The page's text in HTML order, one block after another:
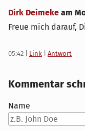
Dirk Deimeke am
Freue mich darauf,
05:42 Link Antwort
Kommentar
Name